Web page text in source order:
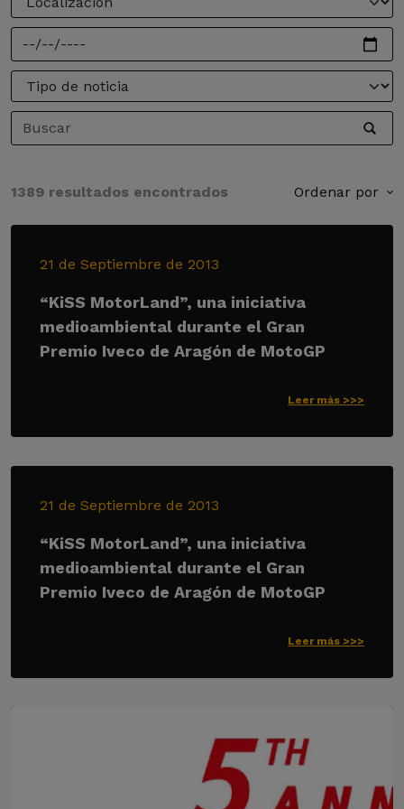
1389 resultados encontrados Ordenar por
21 de Septiembre de 2013
“KiSS MotorLand”, una iniciativa
medioambiental durante el Gran
Premio Iveco de Aragón de MotoGP
Leer más >>>
21 de Septiembre de 2013
“KiSS MotorLand”, una iniciativa
medioambiental durante el Gran
Premio Iveco de Aragón de MotoGP
Leer más >>>